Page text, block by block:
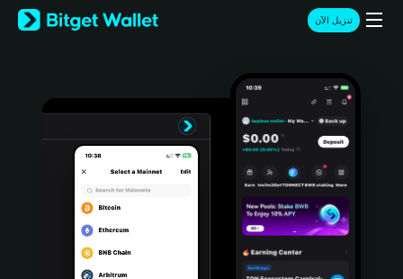
English
日本語
Türkçe
Português (Portugal)
Bahasa Indonesia
تنزيل الآن